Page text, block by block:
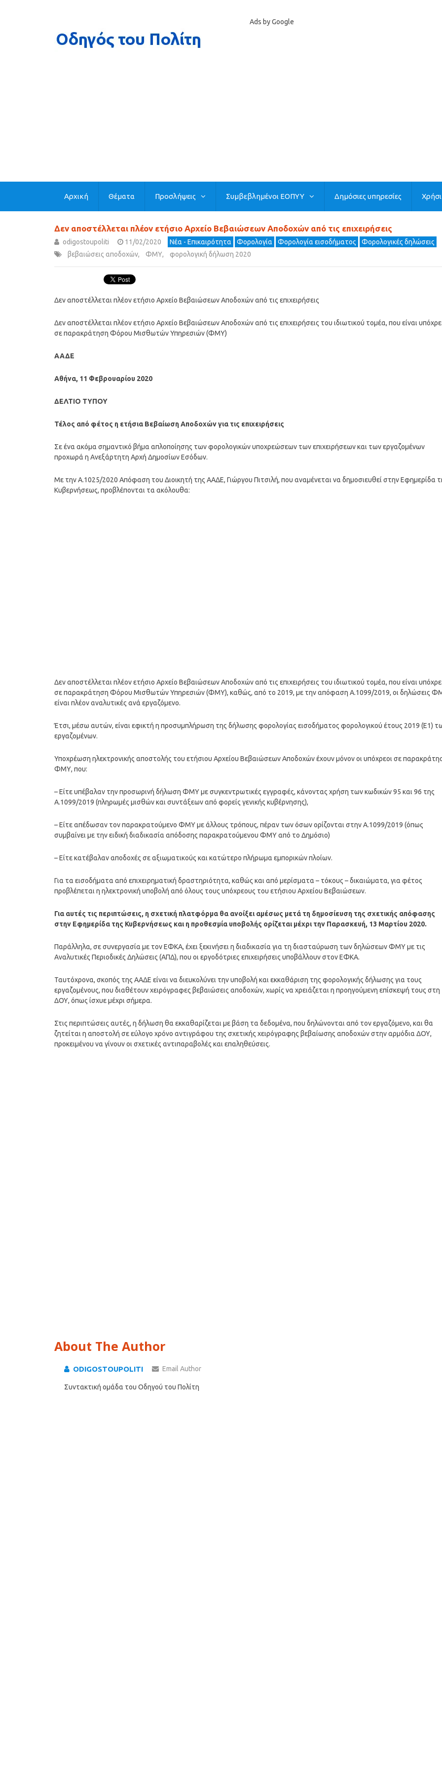
Ads by Google
Αρχική Θέματα Προσλήψεις Συμβεβλημένοι ΕΟΠΥΥ Δημόσιες υπηρεσίες
Δεν αποστέλλεται πλέον ετήσιο Αρχείο Βεβαιώσεων Αποδοχών από τις επιχειρήσεις
odigostoupoliti 11/02/2020 Νέα - Επικαιρότητα Φορολογία Φορολογία εισοδήματος
Φορολογικές δηλώσεις
βεβαιώσεις αποδοχών, ΦΜΥ, φορολογική δήλωση 2020
Δεν αποστέλλεται πλέον ετήσιο Αρχείο Βεβαιώσεων Αποδοχών από τις επιχειρήσεις
Δεν αποστέλλεται πλέον ετήσιο Αρχείο Βεβαιώσεων Αποδοχών από τις επιχειρήσεις του ιδιωτικού τομέα, που είναι
σε παρακράτηση Φόρου Μισθωτών Υπηρεσιών (ΦΜΥ)
ΑΑΔΕ
Αθήνα, 11 Φεβρουαρίου 2020
ΔΕΛΤΙΟ ΤΥΠΟΥ
Τέλος από φέτος η ετήσια Βεβαίωση Αποδοχών για τις επιχειρήσεις
Σε ένα ακόμα σημαντικό βήμα απλοποίησης των φορολογικών υποχρεώσεων των επιχειρήσεων και των εργαζομένων
προχωρά η Ανεξάρτητη Αρχή Δημοσίων Εσόδων.
Με την Α.1025/2020 Απόφαση του Διοικητή της ΑΑΔΕ, Γιώργου Πιτσιλή, που αναμένεται να δημοσιευθεί στην Εφημερίδα
Κυβερνήσεως, προβλέπονται τα ακόλουθα:
Δεν αποστέλλεται πλέον ετήσιο Αρχείο Βεβαιώσεων Αποδοχών από τις επιχειρήσεις του ιδιωτικού τομέα, που είναι
σε παρακράτηση Φόρου Μισθωτών Υπηρεσιών (ΦΜΥ), καθώς, από το 2019, με την απόφαση Α.1099/2019, οι δηλώσεις
είναι πλέον αναλυτικές ανά εργαζόμενο.
Έτσι, μέσω αυτών, είναι εφικτή η προσυμπλήρωση της δήλωσης φορολογίας εισοδήματος φορολογικού έτους 2019 (Ε1)
εργαζομένων.
Υποχρέωση ηλεκτρονικής αποστολής του ετήσιου Αρχείου Βεβαιώσεων Αποδοχών έχουν μόνον οι υπόχρεοι σε
ΦΜΥ, που:
– Είτε υπέβαλαν την προσωρινή δήλωση ΦΜΥ με συγκεντρωτικές εγγραφές, κάνοντας χρήση των κωδικών 95 και 96 της
Α.1099/2019 (πληρωμές μισθών και συντάξεων από φορείς γενικής κυβέρνησης),
– Είτε απέδωσαν τον παρακρατούμενο ΦΜΥ με άλλους τρόπους, πέραν των όσων ορίζονται στην Α.1099/2019 (όπως
συμβαίνει με την ειδική διαδικασία απόδοσης παρακρατούμενου ΦΜΥ από το Δημόσιο)
– Είτε κατέβαλαν αποδοχές σε αξιωματικούς και κατώτερο πλήρωμα εμπορικών πλοίων.
Για τα εισοδήματα από επιχειρηματική δραστηριότητα, καθώς και από μερίσματα – τόκους – δικαιώματα, για φέτος
προβλέπεται η ηλεκτρονική υποβολή από όλους τους υπόχρεους του ετήσιου Αρχείου Βεβαιώσεων.
Για αυτές τις περιπτώσεις, η σχετική πλατφόρμα θα ανοίξει αμέσως μετά τη δημοσίευση της σχετικής απόφασης
στην Εφημερίδα της Κυβερνήσεως και η προθεσμία υποβολής ορίζεται μέχρι την Παρασκευή, 13 Μαρτίου 2020.
Παράλληλα, σε συνεργασία με τον ΕΦΚΑ, έχει ξεκινήσει η διαδικασία για τη διασταύρωση των δηλώσεων ΦΜΥ με τις
Αναλυτικές Περιοδικές Δηλώσεις (ΑΠΔ), που οι εργοδότριες επιχειρήσεις υποβάλλουν στον ΕΦΚΑ.
Ταυτόχρονα, σκοπός της ΑΑΔΕ είναι να διευκολύνει την υποβολή και εκκαθάριση της φορολογικής δήλωσης για τους
εργαζομένους, που διαθέτουν χειρόγραφες βεβαιώσεις αποδοχών, χωρίς να χρειάζεται η προηγούμενη επίσκεψή τους στη
ΔΟΥ, όπως ίσχυε μέχρι σήμερα.
Στις περιπτώσεις αυτές, η δήλωση θα εκκαθαρίζεται με βάση τα δεδομένα, που δηλώνονται από τον εργαζόμενο, και θα
ζητείται η αποστολή σε εύλογο χρόνο αντιγράφου της σχετικής χειρόγραφης βεβαίωσης αποδοχών στην αρμόδια ΔΟΥ,
προκειμένου να γίνουν οι σχετικές αντιπαραβολές και επαληθεύσεις.
About The Author
ODIGOSTOUPOLITI Email Author
Συντακτική ομάδα του Οδηγού του Πολίτη